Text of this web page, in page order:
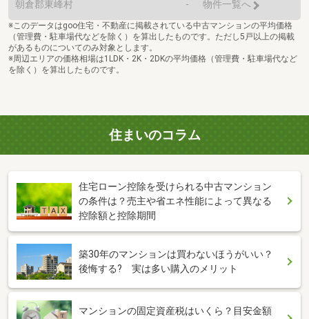
朝倉郡東峰村 - 物件一覧へ
※このデータはgoo住宅・不動産に掲載されている中古マンションの平均価格
（管理費・駐車場代などを除く）を算出したものです。ただし5戸以上の掲載
があるものについてのみ対象とします。
※周辺エリアの価格相場は1LDK・2K・2DKの平均価格（管理費・駐車場代など
を除く）を算出したものです。
住まいのコラム
住宅ローン控除を受けられる中古マンション
の条件は？売主や省エネ性能によって異なる
控除額と控除期間
築30年のマンションは買わないほうがいい？
後悔する? 実は多い購入のメリット
マンションの固定資産税はいくら？目安金額